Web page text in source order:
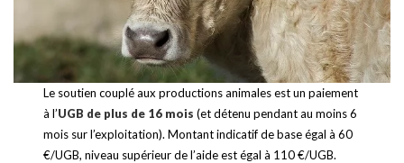
Le soutien couplé aux productions animales est un paiement
à l’UGB de plus de 16 mois (et détenu pendant au moins 6
mois sur l’exploitation). Montant indicatif de base égal à 60
€/UGB, niveau supérieur de l’aide est égal à 110 €/UGB.